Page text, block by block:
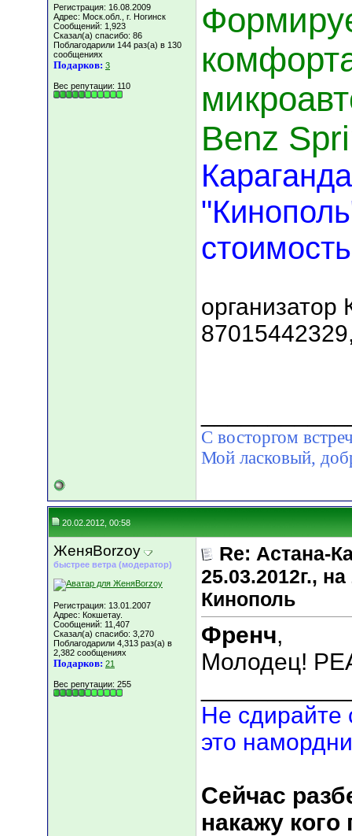
Регистрация: 16.08.2009
Адрес: Моск.обл., г. Ногинск
Сообщений: 1,923
Сказал(а) спасибо: 86
Поблагодарили 144 раз(а) в 130
сообщениях
Подарков: 3
Вес репутации: 110
Benz
организатор
С восторгом
Мой ласковый,
20.02.2012, 00:58
ЖеняBorzoy
быстрее ветра (модератор)
Регистрация: 13.01.2007
Адрес: Кокшетау.
Сообщений: 11,407
Сказал(а) спасибо: 3,270
Поблагодарили 4,313 раз(а) в
2,382 сообщениях
Подарков: 21
Вес репутации: 255
Re: Астана-
25.03.2012г.,
Кинополь
Френч,
Молодец!
Не сдирайте
это
Сейчас
накажу кого